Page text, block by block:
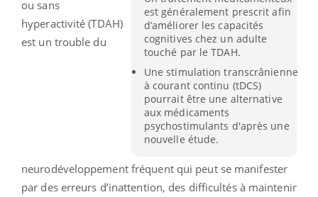
est généralement prescrit afin
d’améliorer les capacités
cognitives chez un adulte
touché par le TDAH.
Une stimulation transcrânienne
à courant continu (tDCS)
pourrait être une alternative
aux médicaments
psychostimulants d'après une
nouvelle étude.
ou sans
hyperactivité (TDAH)
est un trouble du
neurodéveloppement fréquent qui peut se manifester
par des erreurs d’inattention, des difficultés à maintenir